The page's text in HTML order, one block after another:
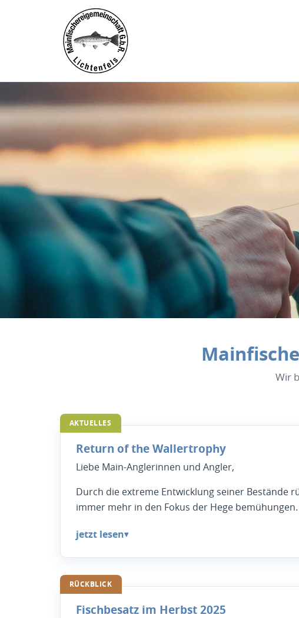
Wir
AKTUELLES
Return of the Wallertrophy
Liebe Main-Anglerinnen und Angler,
Durch die extreme Entwicklung seiner Bestände
immer mehr in den Fokus der Hege bemühungen.
jetzt lesen▾
RÜCKBLICK
Fischbesatz im Herbst 2025